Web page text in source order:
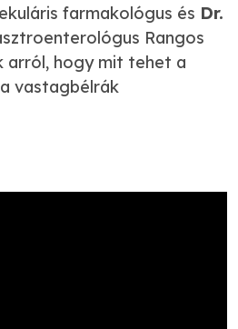
farmakológus és Dr.
Rangos
arról, hogy mit tehet a
vastagbélrák